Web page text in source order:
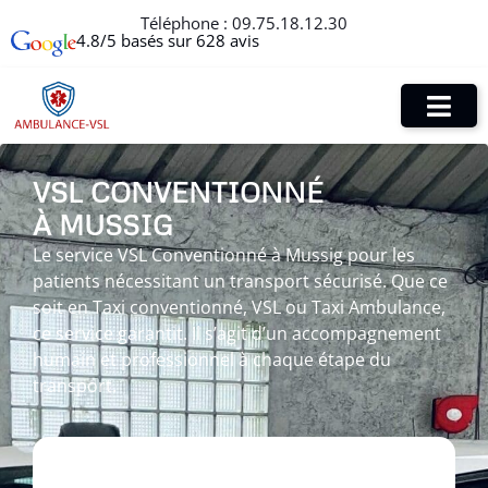
Téléphone : 09.75.18.12.30
4.8/5 basés sur 628 avis
VSL CONVENTIONNÉ
À MUSSIG
Le service VSL Conventionné à Mussig pour les
patients nécessitant un transport sécurisé. Que ce
soit en Taxi conventionné, VSL ou Taxi Ambulance,
ce service garantit. Il s’agit d’un accompagnement
humain et professionnel à chaque étape du
transport.